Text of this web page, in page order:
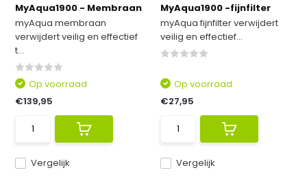
MyAqua1900 - Membraan
myAqua membraan
verwijdert veilig en effectief
t...
Vergelijk
Op voorraad
€139,95
MyAqua1900 -fijnfilter
myAqua fijnfilter verwijdert
veilig en effectief...
Vergelijk
Op voorraad
€27,95